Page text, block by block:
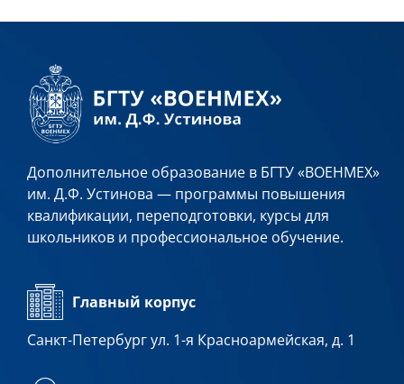
Дополнительное образование в БГТУ «ВОЕНМЕХ»
им. Д.Ф. Устинова — программы повышения
квалификации, переподготовки, курсы для
школьников и профессиональное обучение.
Главный корпус
Санкт-Петербург ул. 1-я Красноармейская, д. 1